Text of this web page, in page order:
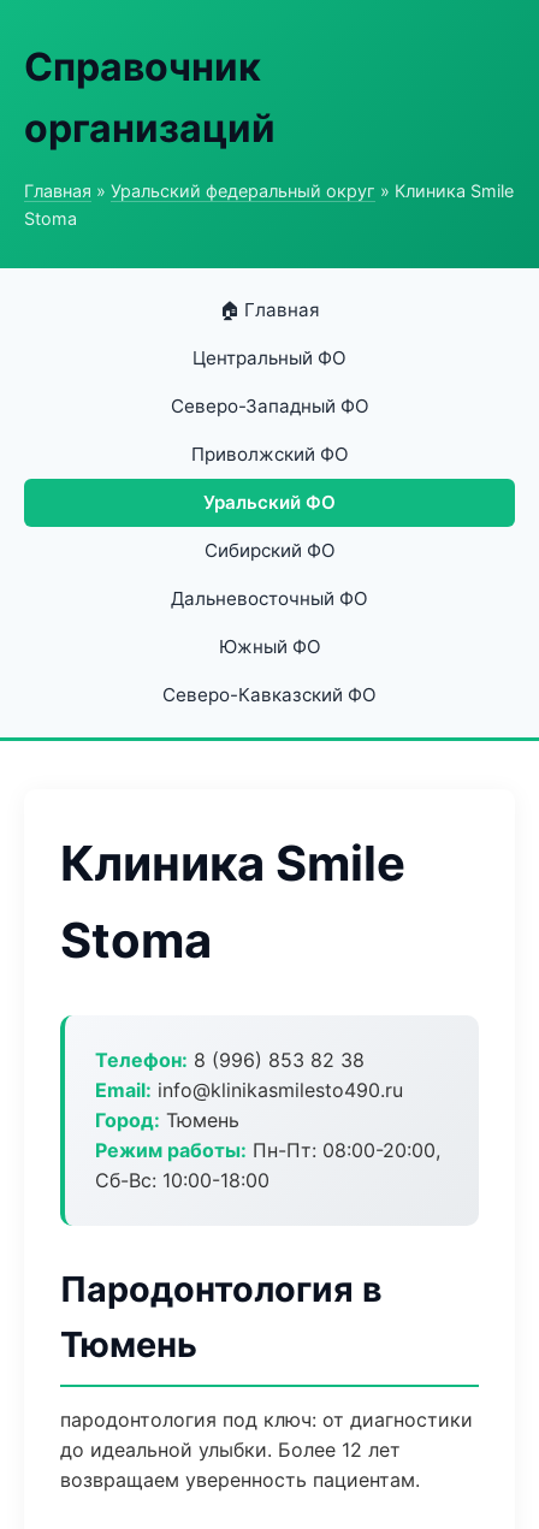
Справочник
организаций
Главная » Уральский федеральный округ » Клиника Smile
Stoma
🏠 Главная
Центральный ФО
Северо-Западный ФО
Приволжский ФО
Уральский ФО
Сибирский ФО
Дальневосточный ФО
Южный ФО
Северо-Кавказский ФО
Клиника Smile
Stoma
Телефон: 8 (996) 853 82 38
Email: info@klinikasmilesto490.ru
Город: Тюмень
Режим работы: Пн-Пт: 08:00-20:00,
Сб-Вс: 10:00-18:00
Пародонтология в
Тюмень
пародонтология под ключ: от диагностики
до идеальной улыбки. Более 12 лет
возвращаем уверенность пациентам.